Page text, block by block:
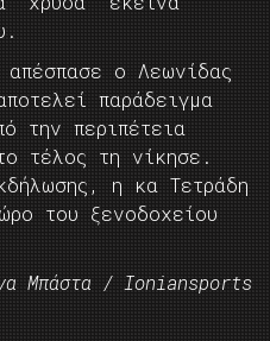
ο Λεωνίδας
παράδειγμα
την περιπέτεια
τέλος τη νίκησε.
η κα Τετράδη
του ξενοδοχείου
Μπάστα / Ioniansports